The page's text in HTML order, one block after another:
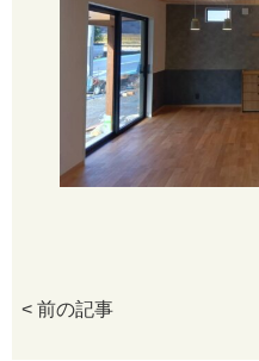
< 前の記事